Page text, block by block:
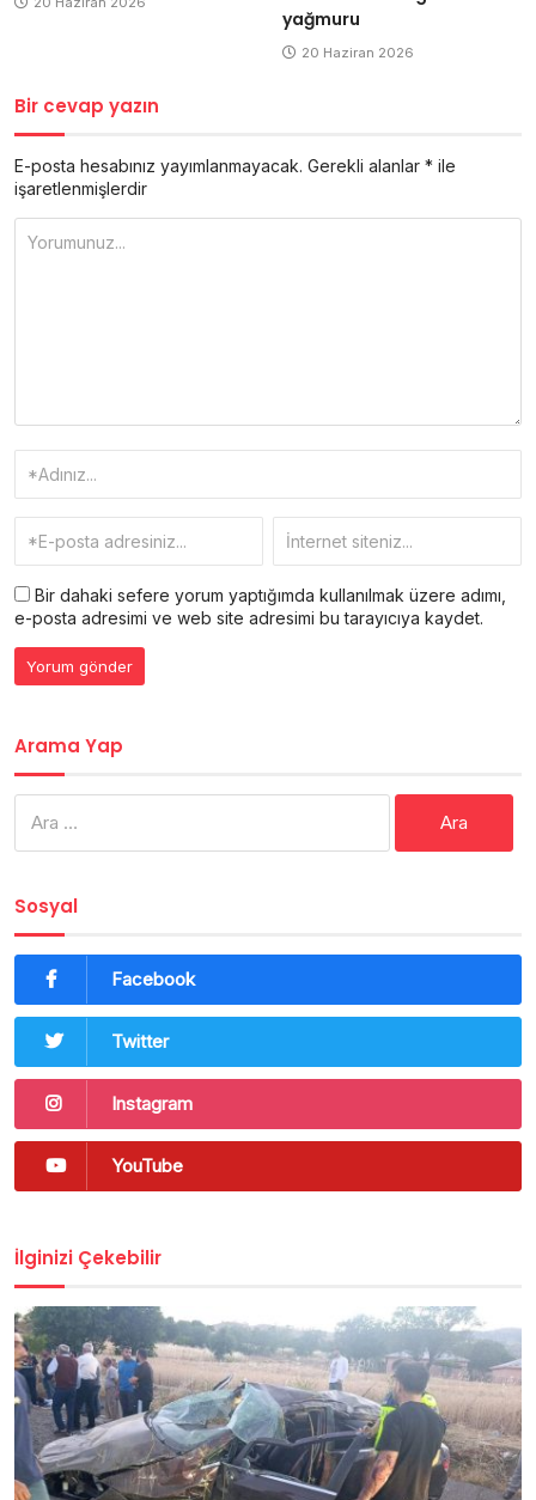
yağmuru
20 Haziran 2026
Bir cevap yazın
E-posta hesabınız yayımlanmayacak. Gerekli alanlar * ile
işaretlenmişlerdir
Bir dahaki sefere yorum yaptığımda kullanılmak üzere adımı,
e-posta adresimi ve web site adresimi bu tarayıcıya kaydet.
Arama Yap
Sosyal
Facebook
Twitter
Instagram
YouTube
İlginizi Çekebilir